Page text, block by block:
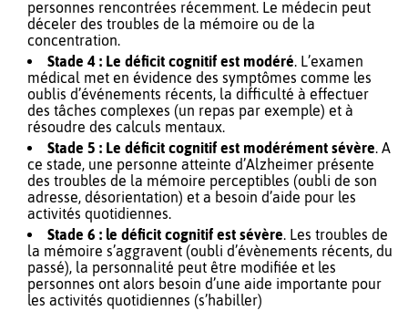
personnes rencontrées récemment. Le médecin peut
déceler des troubles de la mémoire ou de la
concentration.
Stade 4 : Le déficit cognitif est modéré . L’examen
médical met en évidence des symptômes comme les
oublis d’événements récents, la difficulté à effectuer
des tâches complexes (un repas par exemple) et à
résoudre des calculs mentaux.
Stade 5 : Le déficit cognitif est modérément sévère . A
ce stade, une personne atteinte d’Alzheimer présente
des troubles de la mémoire perceptibles (oubli de son
adresse, désorientation) et a besoin d’aide pour les
activités quotidiennes.
Stade 6 : le déficit cognitif est sévère . Les troubles de
la mémoire s’aggravent (oubli d’évènements récents, du
passé), la personnalité peut être modifiée et les
personnes ont alors besoin d’une aide importante pour
les activités quotidiennes (s’habiller)